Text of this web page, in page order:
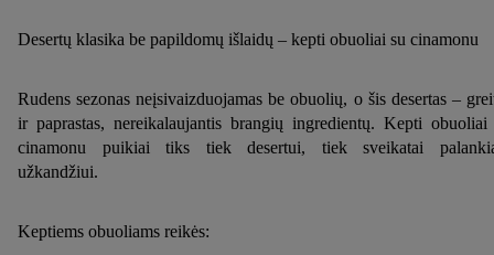
Desertų klasika be papildomų išlaidų – kepti obuoliai su cinamonu
Rudens sezonas neįsivaizduojamas be obuolių, o šis desertas –
ir paprastas, nereikalaujantis brangių ingredientų. Kepti obuoliai
cinamonu puikiai tiks tiek desertui, tiek sveikatai
užkandžiui.
Keptiems obuoliams reikės: